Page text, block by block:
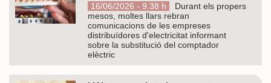
16/06/2026 - 9.38 h
Durant els propers
mesos, moltes llars rebran
comunicacions de les empreses
distribuïdores d'electricitat informant
sobre la substitució del comptador
elèctric